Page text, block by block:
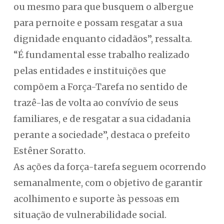
ou mesmo para que busquem o albergue
para pernoite e possam resgatar a sua
dignidade enquanto cidadãos”, ressalta.
“É fundamental esse trabalho realizado
pelas entidades e instituições que
compõem a Força-Tarefa no sentido de
trazê-las de volta ao convívio de seus
familiares, e de resgatar a sua cidadania
perante a sociedade”, destaca o prefeito
Estêner Soratto.
As ações da força-tarefa seguem ocorrendo
semanalmente, com o objetivo de garantir
acolhimento e suporte às pessoas em
situação de vulnerabilidade social.